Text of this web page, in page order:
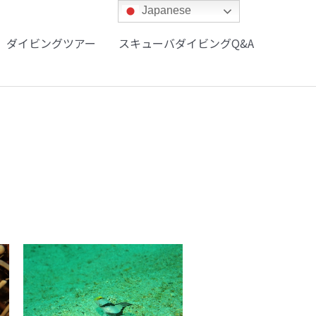
ダイビングツアー スキューバダイビングQ&A
Japanese